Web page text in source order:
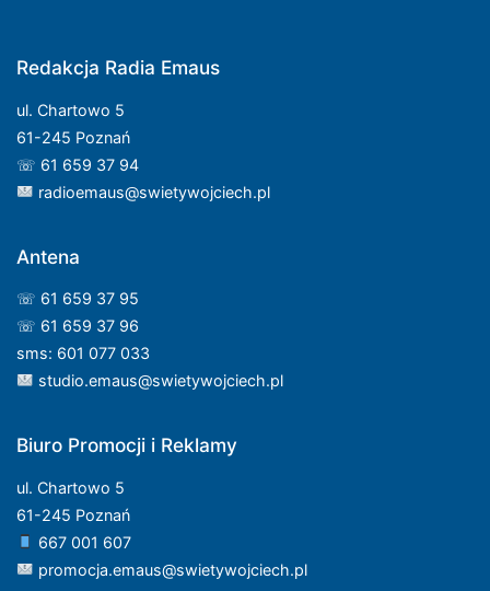
Redakcja Radia Emaus
ul. Chartowo 5
61-245 Poznań
☏ 61 659 37 94
radioemaus@swietywojciech.pl
Antena
☏ 61 659 37 95
☏ 61 659 37 96
sms: 601 077 033
studio.emaus@swietywojciech.pl
Biuro Promocji i Reklamy
ul. Chartowo 5
61-245 Poznań
667 001 607
promocja.emaus@swietywojciech.pl